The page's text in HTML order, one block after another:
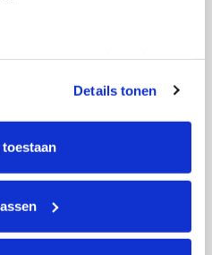
op elk moment wijzigen of
onderaan de pagina. De
in het tabblad “details”.
Details tonen